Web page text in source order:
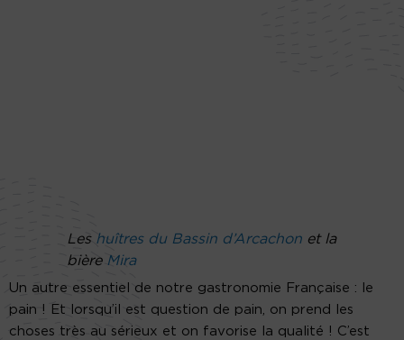
Les huîtres du Bassin d’Arcachon et la
bière Mira
Un autre essentiel de notre gastronomie Française : le
pain ! Et lorsqu’il est question de pain, on prend les
choses très au sérieux et on favorise la qualité ! C’est